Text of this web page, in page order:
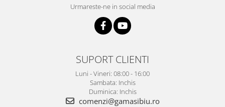
Urmareste-ne in social media
SUPORT CLIENTI
Luni - Vineri: 08:00 - 16:00
Sambata: Inchis
Duminica: Inchis
comenzi@gamasibiu.ro